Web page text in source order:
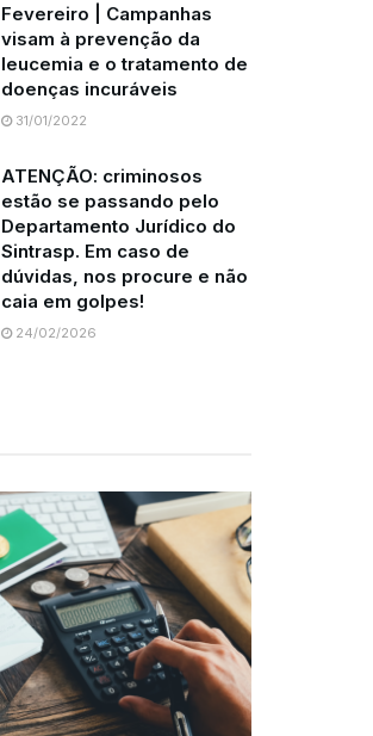
Fevereiro | Campanhas
visam à prevenção da
leucemia e o tratamento de
doenças incuráveis
31/01/2022
ATENÇÃO: criminosos
estão se passando pelo
Departamento Jurídico do
Sintrasp. Em caso de
dúvidas, nos procure e não
caia em golpes!
24/02/2026